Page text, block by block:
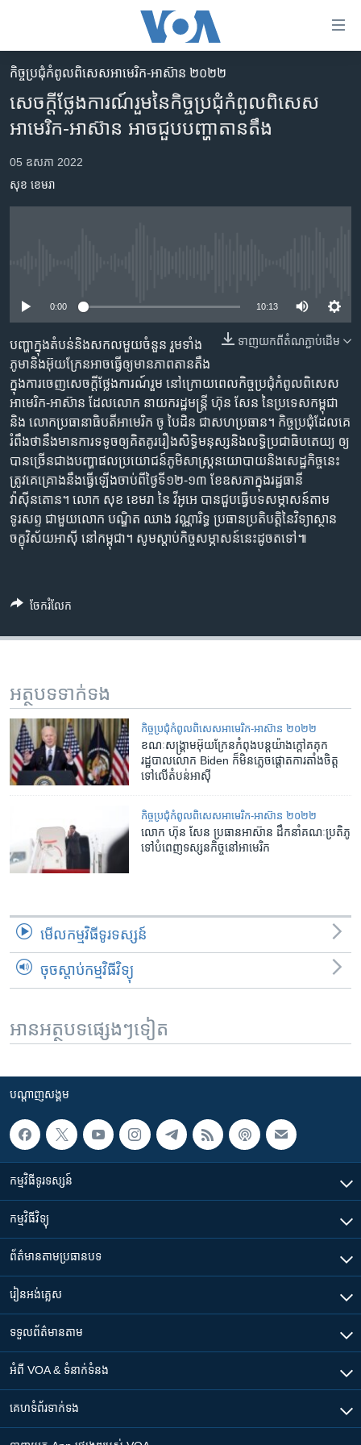
គេហទំព័រ​
ទាក់ទង
រំលង​
និង​
ទៅ​​
ទំព័រ​
ព័ត៌មាន​​
ទៅ​
ទំព័រ​
រចនា
សម្ព័ន្ធ​
រំលង​
និង​
ចូល​
ទៅ​
កាន់​
ទំព័រ​
ស្វែង​
រក
កម្ពុជា
អន្តរជាតិ
វិទ្យុ / ផតខាសថ៍
កម្មវិធីទាំងអស់
Khmer English
បណ្តាញ​សង្គម
ភាសា
កិច្ចប្រជុំ​កំពូល​ពិសេសអាមេរិក-អាស៊ាន ២០២២
សេចក្តី​ថ្លែងការណ៍​រួម​នៃ​កិច្ចប្រជុំ​កំពូល​ពិសេស​
អាមេរិក-អាស៊ាន ​អាចជួប​បញ្ហា​តាន​តឹង
05 ឧសភា 2022
សុខ ខេមរា
0:00 10:13
ទាញ​យក​ពី​តំណភ្ជាប់​ដើម
បញ្ហា​ក្នុងតំបន់​និង​សកល​មួយ​ចំនួន​ រួមទាំង​
ភូមា​និង​អ៊ុយក្រែន​អាចធ្វើ​ឲ្យមាន​ភាពតាន​តឹង​
ក្នុងការ​ចេញ​សេចក្តីថ្លែងការណ៍រួម ​នៅក្រោយ​ពេល​កិច្ចប្រជុំ​កំពូល​ពិសេស​
អាមេរិក-អាស៊ាន ​ដែល​លោក ​នាយក​រដ្ឋមន្ត្រី ​ហ៊ុន សែន ​នៃប្រទេស​កម្ពុជា​
និង​ លោក​ប្រធានាធិបតី​អាមេរិក ​ចូ បៃដិន ​ជា​សហប្រធាន។ កិច្ចប្រជុំ​ដែល​គេ
រំពឹងថា​នឹងមាន​ការទទូច​ឲ្យគិត​គូររឿង​សិទ្ធិមនុស្ស​និង​លទ្ធិប្រជាធិបតេយ្យ ​ឲ្យ
បាន​ច្រើនជាង​បញ្ហា​ផលប្រយោជន៍​ភូមិសាស្ត្រនយោបាយ​និង​សេដ្ឋកិច្ច​នេះ​
ត្រូវគេ​គ្រោងនឹង​ធ្វើឡើង​ចាប់ពី​ថ្ងៃទី​១២-១៣​ ខែឧសភា​ក្នុង​រដ្ឋធានី​
វ៉ាស៊ីនតោន។ លោក ​សុខ ខេមរា ​នៃ ​វីអូអេ ​បានជួប​ធ្វើ​បទសម្ភាសន៍​តាម​
ទូរសព្ទ ​ជាមួយ​លោក​ បណ្ឌិត ​ឈាង វណ្ណារិទ្ធ​ ប្រធាន​ប្រតិបត្តិ​នៃវិទ្យាស្ថាន​
ចក្ខុវិស័យ​អាស៊ី ​នៅ​កម្ពុជា។ សូម​ស្តាប់​កិច្ចសម្ភាសន៍​នេះដូច​តទៅ៕
ចែករំលែក
អត្ថបទ​ទាក់ទង
កិច្ចប្រជុំ​កំពូល​ពិសេសអាមេរិក-អាស៊ាន ២០២២
ខណៈ​សង្គ្រាម​អ៊ុយក្រែន​កំពុង​បន្ត​​យ៉ាង​ក្តៅ​គគុក
រដ្ឋបាល​​លោក Biden ក៏​មិន​ភ្លេច​​ផ្តោត​​ការ​តាំងចិត្ត​​
ទៅ​លើ​តំបន់​អាស៊ី​
កិច្ចប្រជុំ​កំពូល​ពិសេសអាមេរិក-អាស៊ាន ២០២២
លោក ហ៊ុន សែន ប្រធាន​អាស៊ាន ដឹកនាំ​គណៈ​ប្រតិភូ​
ទៅ​បំពេញ​ទស្សនកិច្ច​នៅ​អាមេរិក
មើល​កម្មវិធី​ទូរទស្សន៍
ចុចស្តាប់កម្មវិធីវិទ្យុ
អានអត្ថបទផ្សេងៗទៀត
បណ្តាញ​សង្គម
កម្មវិធី​ទូរទស្សន៍
កម្មវិធី​វិទ្យុ
ព័ត៌មាន​តាមប្រធានបទ​
រៀន​​អង់គ្លេស
ទទួល​ព័ត៌មាន​តាម
អំពី​ VOA & ទំនាក់ទំនង
គេហទំព័រ​​ទាក់ទង